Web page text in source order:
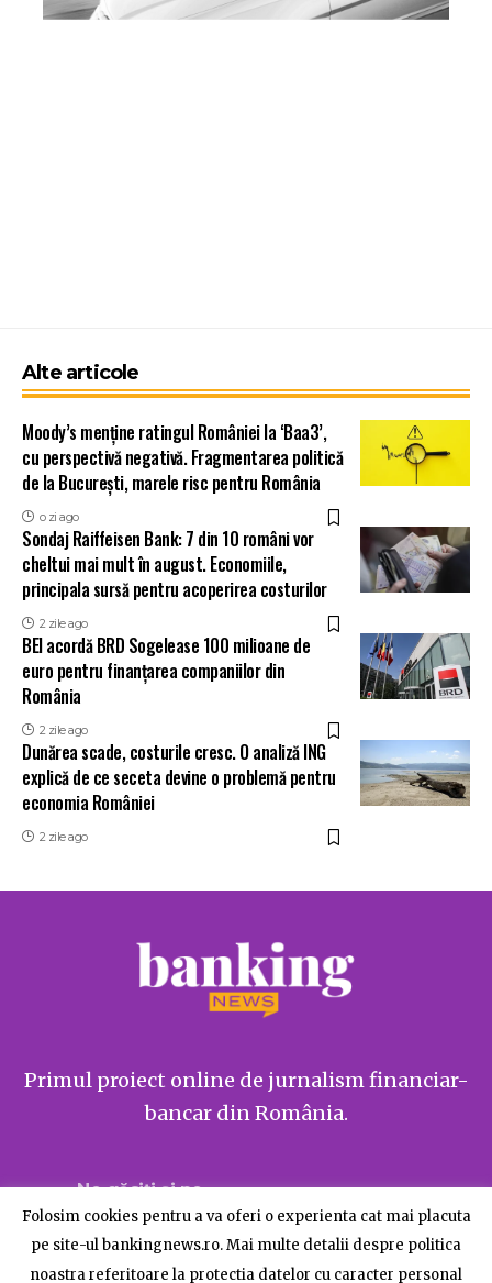
Alte articole
Moody’s menține ratingul României la ‘Baa3’,
cu perspectivă negativă. Fragmentarea politică
de la București, marele risc pentru România
o zi ago
Sondaj Raiffeisen Bank: 7 din 10 români vor
cheltui mai mult în august. Economiile,
principala sursă pentru acoperirea costurilor
2 zile ago
BEI acordă BRD Sogelease 100 milioane de
euro pentru finanțarea companiilor din
România
2 zile ago
Dunărea scade, costurile cresc. O analiză ING
explică de ce seceta devine o problemă pentru
economia României
2 zile ago
Primul proiect online de jurnalism financiar-
bancar din România.
Ne găsiți și pe
Folosim cookies pentru a va oferi o experienta cat mai placuta
pe site-ul bankingnews.ro. Mai multe detalii despre politica
noastra referitoare la protectia datelor cu caracter personal